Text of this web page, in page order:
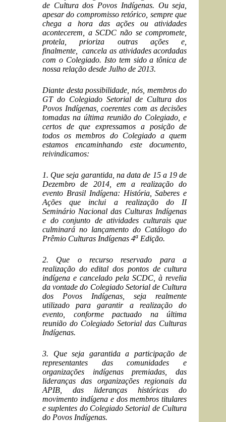
de Cultura dos Povos Indígenas. Ou seja,
apesar do compromisso retórico, sempre que
chega a hora das ações ou atividades
acontecerem, a SCDC não se compromete,
protela, prioriza outras ações e,
finalmente, cancela as atividades acordadas
com o Colegiado. Isto tem sido a tônica de
nossa relação desde Julho de 2013.
Diante desta possibilidade, nós, membros do
GT do Colegiado Setorial de Cultura dos
Povos Indígenas, coerentes com as decisões
tomadas na última reunião do Colegiado, e
certos de que expressamos a posição de
todos os membros do Colegiado a quem
estamos encaminhando este documento,
reivindicamos:
1. Que seja garantida, na data de 15 a 19 de
Dezembro de 2014, em a realização do
evento Brasil Indígena: História, Saberes e
Ações que inclui a realização do II
Seminário Nacional das Culturas Indígenas
e do conjunto de atividades culturais que
culminará no lançamento do Catálogo do
Prêmio Culturas Indígenas 4a Edição.
2. Que o recurso reservado para a
realização do edital dos pontos de cultura
indígena e cancelado pela SCDC, à revelia
da vontade do Colegiado Setorial de Cultura
dos Povos Indígenas, seja realmente
utilizado para garantir a realização do
evento, conforme pactuado na última
reunião do Colegiado Setorial das Culturas
Indígenas.
3. Que seja garantida a participação de
representantes das comunidades e
organizações indígenas premiadas, das
lideranças das organizações regionais da
APIB, das lideranças históricas do
movimento indígena e dos membros titulares
e suplentes do Colegiado Setorial de Cultura
do Povos Indígenas.